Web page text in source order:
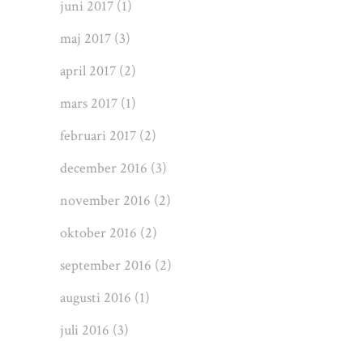
juni 2017 (1)
maj 2017 (3)
april 2017 (2)
mars 2017 (1)
februari 2017 (2)
december 2016 (3)
november 2016 (2)
oktober 2016 (2)
september 2016 (2)
augusti 2016 (1)
juli 2016 (3)